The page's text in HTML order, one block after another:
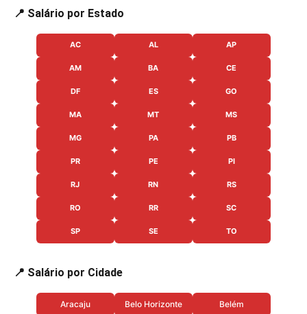
📍 Salário por Estado
AC AL AP
AM BA CE
DF ES GO
MA MT MS
MG PA PB
PR PE PI
RJ RN RS
RO RR SC
SP SE TO
📍 Salário por Cidade
Aracaju Belo Horizonte Belém